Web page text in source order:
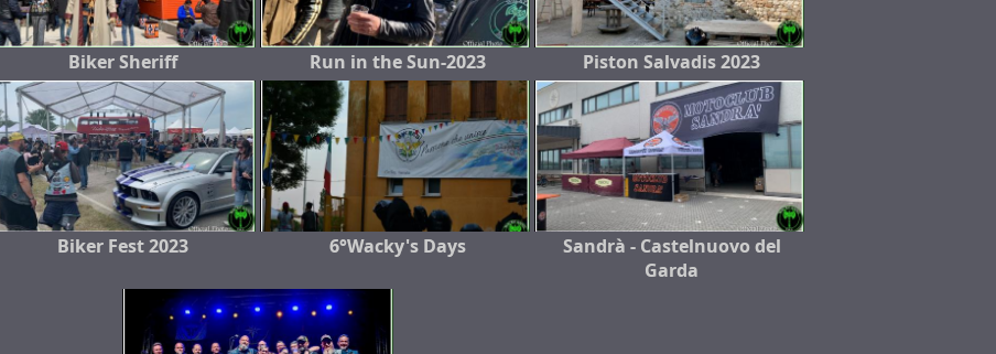
Biker Sheriff Run in the Sun-2023 Piston Salvadis 2023
Biker Fest 2023 6°Wacky's Days
Sandrà - Castelnuovo del
Garda